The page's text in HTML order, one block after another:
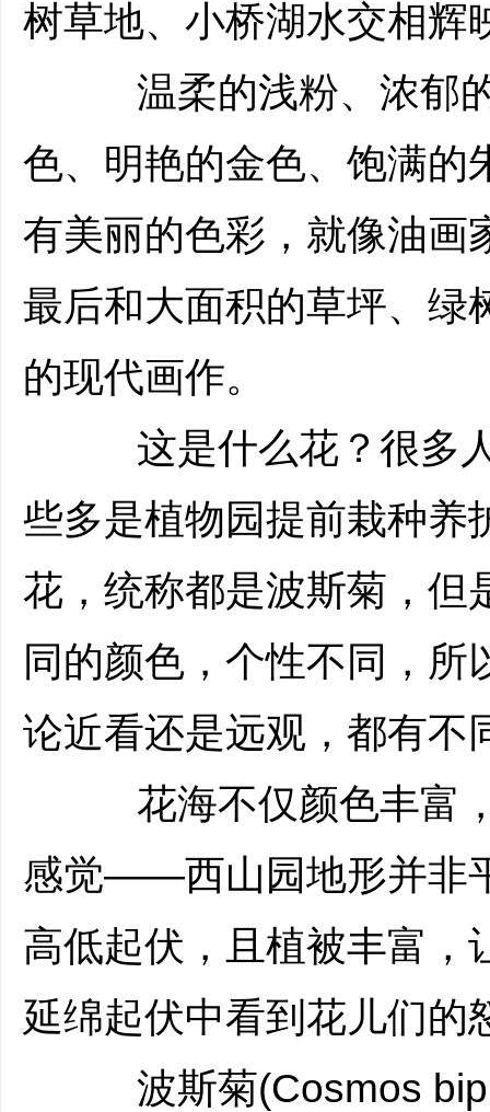
树草地、小桥湖水交相辉
温柔的浅粉、浓郁
色、明艳的金色、饱满
有美丽的色彩，就像油画
最后和大面积的草坪、绿
的现代画作。
这是什么花？很多
些多是植物园提前栽种养
花，统称都是波斯菊，但
同的颜色，个性不同，所
论近看还是远观，都有不
花海不仅颜色丰富
感觉——西山园地形并非
高低起伏，且植被丰富，
延绵起伏中看到花儿们的
波斯菊(Cosmos